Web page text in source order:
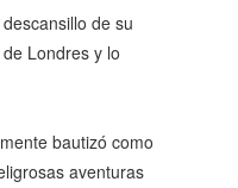
de su
Londres y lo
bautizó como
aventuras